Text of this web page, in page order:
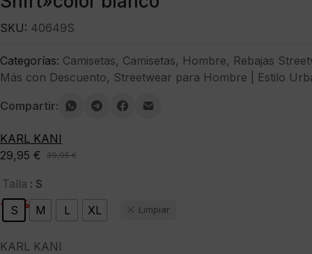
39,95€
El
precio
original
era:
29,95 €
El
precio
actual
es:
-25%
Talla : S
S
M L XL Limpiar
KARL KANI
SKU: 40649S
Categorías: Camisetas, Camisetas, Hombre, Rebajas
Más con Descuento, Streetwear para Hombre | Estilo
Compartir:
KARL KANI